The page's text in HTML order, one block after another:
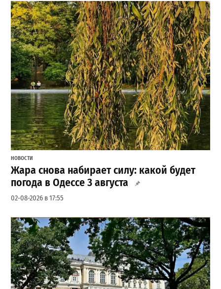
НОВОСТИ
Жара снова набирает силу: какой будет
погода в Одессе 3 августа
02-08-2026 в 17:55